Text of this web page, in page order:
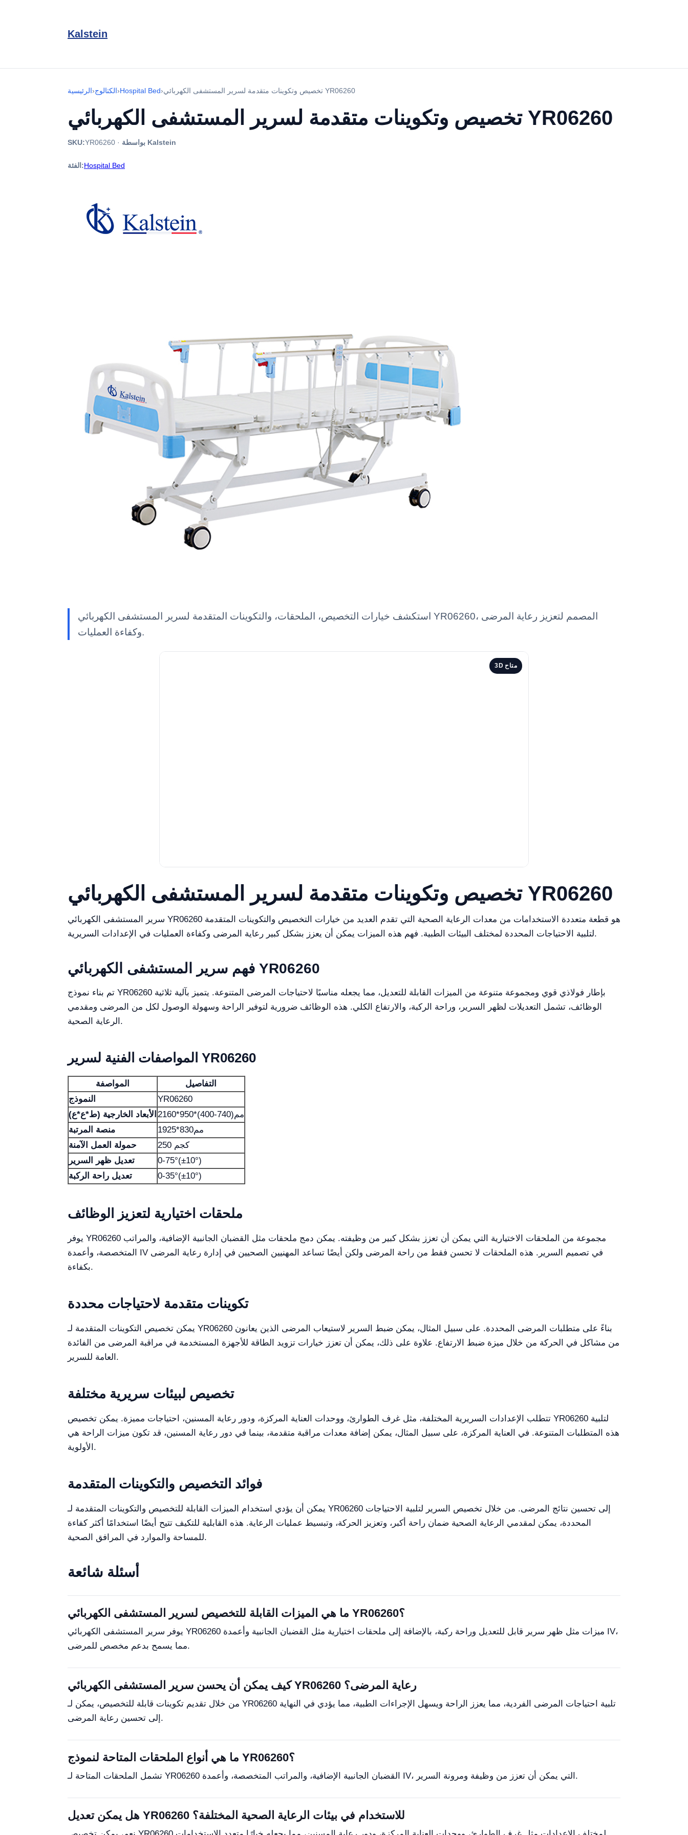
Kalstein
الرئيسية›الكتالوج›Hospital Bed› تخصيص وتكوينات متقدمة لسرير المستشفى الكهربائي YR06260
تخصيص وتكوينات متقدمة لسرير المستشفى الكهربائي YR06260
SKU:YR06260 · بواسطة Kalstein
الفئة:Hospital Bed
استكشف خيارات التخصيص، الملحقات، والتكوينات المتقدمة لسرير المستشفى الكهربائي YR06260، المصمم لتعزيز رعاية المرضى
وكفاءة العمليات.
3D متاح
تخصيص وتكوينات متقدمة لسرير المستشفى الكهربائي YR06260
سرير المستشفى الكهربائي YR06260 هو قطعة متعددة الاستخدامات من معدات الرعاية الصحية التي تقدم العديد من خيارات التخصيص والتكوينات المتقدمة
لتلبية الاحتياجات المحددة لمختلف البيئات الطبية. فهم هذه الميزات يمكن أن يعزز بشكل كبير رعاية المرضى وكفاءة العمليات في الإعدادات السريرية.
فهم سرير المستشفى الكهربائي YR06260
تم بناء نموذج YR06260 بإطار فولاذي قوي ومجموعة متنوعة من الميزات القابلة للتعديل، مما يجعله مناسبًا لاحتياجات المرضى المتنوعة. يتميز بآلية ثلاثية
الوظائف، تشمل التعديلات لظهر السرير، وراحة الركبة، والارتفاع الكلي. هذه الوظائف ضرورية لتوفير الراحة وسهولة الوصول لكل من المرضى ومقدمي
الرعاية الصحية.
المواصفات الفنية لسرير YR06260
المواصفة
التفاصيل
النموذج
YR06260
الأبعاد الخارجية (ط*ع*ع)
2160*950*(400-740)مم
منصة المرتبة
1925*830مم
حمولة العمل الآمنة
250 كجم
تعديل ظهر السرير
0-75°(±10°)
تعديل راحة الركبة
0-35°(±10°)
ملحقات اختيارية لتعزيز الوظائف
يوفر YR06260 مجموعة من الملحقات الاختيارية التي يمكن أن تعزز بشكل كبير من وظيفته. يمكن دمج ملحقات مثل القضبان الجانبية الإضافية، والمراتب
المتخصصة، وأعمدة IV في تصميم السرير. هذه الملحقات لا تحسن فقط من راحة المرضى ولكن أيضًا تساعد المهنيين الصحيين في إدارة رعاية المرضى
بكفاءة.
تكوينات متقدمة لاحتياجات محددة
يمكن تخصيص التكوينات المتقدمة لـ YR06260 بناءً على متطلبات المرضى المحددة. على سبيل المثال، يمكن ضبط السرير لاستيعاب المرضى الذين يعانون
من مشاكل في الحركة من خلال ميزة ضبط الارتفاع. علاوة على ذلك، يمكن أن تعزز خيارات تزويد الطاقة للأجهزة المستخدمة في مراقبة المرضى من الفائدة
العامة للسرير.
تخصيص لبيئات سريرية مختلفة
تتطلب الإعدادات السريرية المختلفة، مثل غرف الطوارئ، ووحدات العناية المركزة، ودور رعاية المسنين، احتياجات مميزة. يمكن تخصيص YR06260 لتلبية
هذه المتطلبات المتنوعة. في العناية المركزة، على سبيل المثال، يمكن إضافة معدات مراقبة متقدمة، بينما في دور رعاية المسنين، قد تكون ميزات الراحة هي
الأولوية.
فوائد التخصيص والتكوينات المتقدمة
يمكن أن يؤدي استخدام الميزات القابلة للتخصيص والتكوينات المتقدمة لـ YR06260 إلى تحسين نتائج المرضى. من خلال تخصيص السرير لتلبية الاحتياجات
المحددة، يمكن لمقدمي الرعاية الصحية ضمان راحة أكبر، وتعزيز الحركة، وتبسيط عمليات الرعاية. هذه القابلية للتكيف تتيح أيضًا استخدامًا أكثر كفاءة
للمساحة والموارد في المرافق الصحية.
أسئلة شائعة
ما هي الميزات القابلة للتخصيص لسرير المستشفى الكهربائي YR06260؟
يوفر سرير المستشفى الكهربائي YR06260 ميزات مثل ظهر سرير قابل للتعديل وراحة ركبة، بالإضافة إلى ملحقات اختيارية مثل القضبان الجانبية وأعمدة IV،
مما يسمح بدعم مخصص للمرضى.
كيف يمكن أن يحسن سرير المستشفى الكهربائي YR06260 رعاية المرضى؟
من خلال تقديم تكوينات قابلة للتخصيص، يمكن لـ YR06260 تلبية احتياجات المرضى الفردية، مما يعزز الراحة ويسهل الإجراءات الطبية، مما يؤدي في النهاية
إلى تحسين رعاية المرضى.
ما هي أنواع الملحقات المتاحة لنموذج YR06260؟
تشمل الملحقات المتاحة لـ YR06260 القضبان الجانبية الإضافية، والمراتب المتخصصة، وأعمدة IV، التي يمكن أن تعزز من وظيفة ومرونة السرير.
هل يمكن تعديل YR06260 للاستخدام في بيئات الرعاية الصحية المختلفة؟